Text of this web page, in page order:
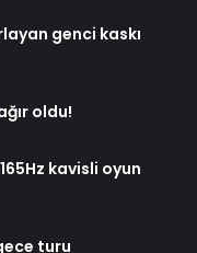
genci kaskı
oldu!
kavisli oyun
turu